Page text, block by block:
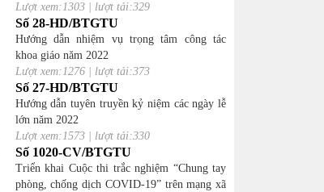
Lượt xem:1303 | lượt tải:329
Số 28-HD/BTGTU
Hướng dẫn nhiệm vụ trọng tâm công tác
khoa giáo năm 2022
Lượt xem:1276 | lượt tải:373
Số 27-HD/BTGTU
Hướng dẫn tuyên truyền kỷ niệm các ngày lễ
lớn năm 2022
Lượt xem:1573 | lượt tải:330
Số 1020-CV/BTGTU
Triển khai Cuộc thi trắc nghiệm “Chung tay
phòng, chống dịch COVID-19” trên mạng xã